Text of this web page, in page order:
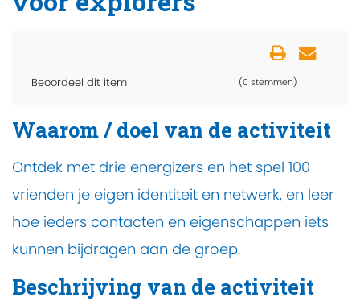
Beoordeel dit item (0 stemmen)
Waarom / doel van de activiteit
Ontdek met drie energizers en het spel 100
vrienden je eigen identiteit en netwerk, en leer
hoe ieders contacten en eigenschappen iets
kunnen bijdragen aan de groep.
Beschrijving van de activiteit